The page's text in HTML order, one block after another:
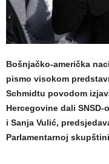
Bošnjačko-američka
pismo visokom
Schmidtu povodom
Hercegovine dali
i Sanja Vulić,
Parlamentarnoj